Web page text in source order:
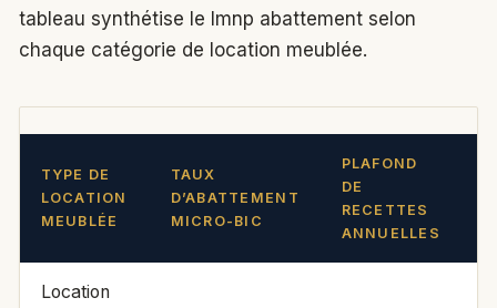
tableau synthétise le lmnp abattement selon
chaque catégorie de location meublée.
TYPE DE
LOCATION
MEUBLÉE
TAUX
D’ABATTEMENT
MICRO-BIC
PLAFOND
DE
RECETTES
ANNUELLES
Location